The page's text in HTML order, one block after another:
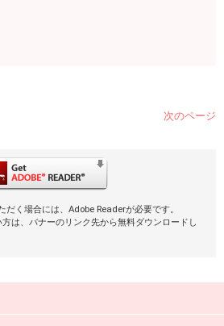
次のページ
だく場合には、Adobe Readerが必要です。
は、バナーのリンク先から無料ダウンロードし